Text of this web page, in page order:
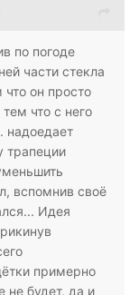
по погоде
части стекла
что он просто
что с него
надоедает
трапеции
вспомнив своё
Идея
примерно
не будет, да и